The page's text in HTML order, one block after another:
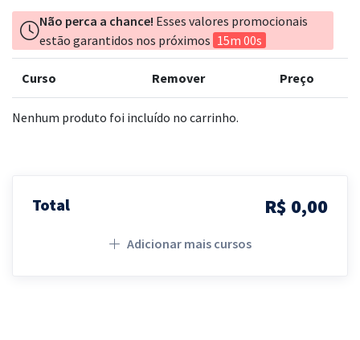
Não perca a chance! Esses valores promocionais
estão garantidos nos próximos 15m 00s
Curso Remover Preço
Nenhum produto foi incluído no carrinho.
Total R$ 0,00
Adicionar mais cursos